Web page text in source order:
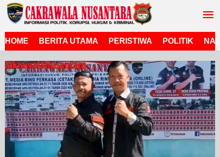
Lewati
ke
HOME
BERITA UTAMA PERISTIWA POLITIK